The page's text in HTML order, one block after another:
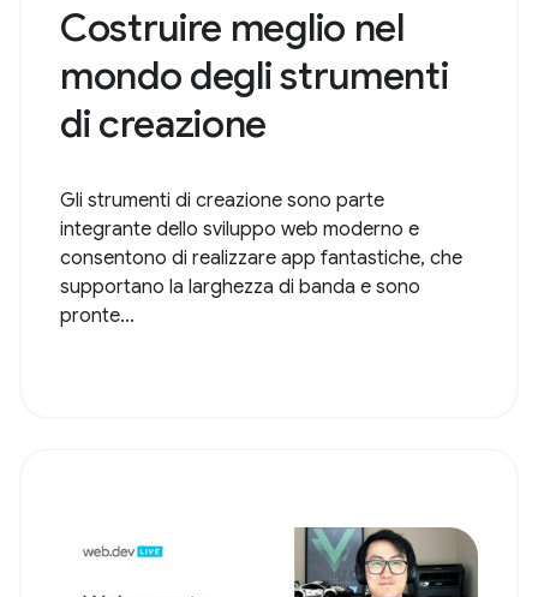
Costruire meglio nel
mondo degli strumenti
di creazione
Gli strumenti di creazione sono parte
integrante dello sviluppo web moderno e
consentono di realizzare app fantastiche, che
supportano la larghezza di banda e sono
pronte...